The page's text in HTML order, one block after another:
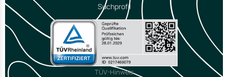
Suchprofil
TÜV-Hinweis